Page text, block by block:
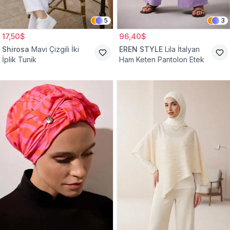
5
17,50$
Shirosa Mavi Çizgili İki
İplik Tunik
3
96,40$
EREN STYLE Lila İtalyan
Ham Keten Pantolon Etek